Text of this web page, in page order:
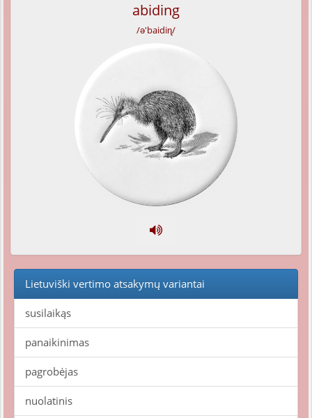
abiding
/ə'baidiɳ/
Lietuviški vertimo atsakymų variantai
susilaikąs
panaikinimas
pagrobėjas
nuolatinis